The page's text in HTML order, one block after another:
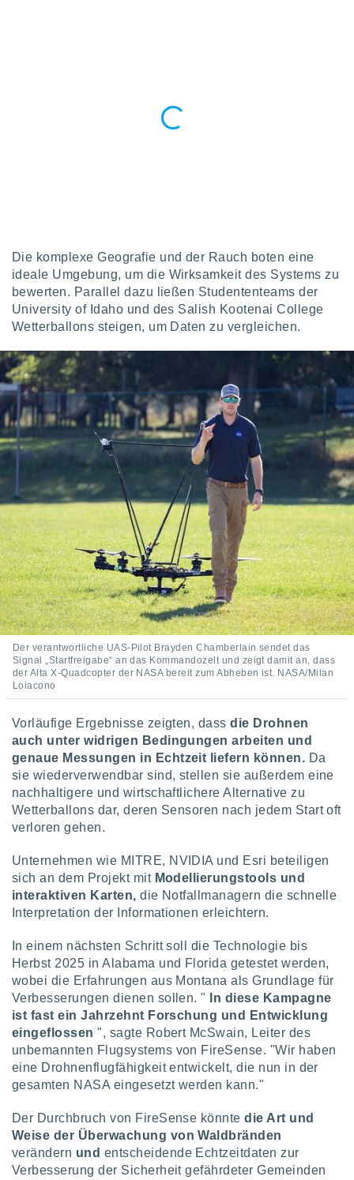
Die komplexe Geografie und der Rauch boten eine
ideale Umgebung, um die Wirksamkeit des Systems zu
bewerten. Parallel dazu ließen Studententeams der
University of Idaho und des Salish Kootenai College
Wetterballons steigen, um Daten zu vergleichen.
Der verantwortliche UAS-Pilot Brayden Chamberlain sendet das
Signal „Startfreigabe“ an das Kommandozelt und zeigt damit an, dass
der Alta X-Quadcopter der NASA bereit zum Abheben ist. NASA/Milan
Loiacono
Vorläufige Ergebnisse zeigten, dassdie Drohnen
auch unter widrigen Bedingungen arbeiten und
genaue Messungen in Echtzeit liefern können. Da
sie wiederverwendbar sind, stellen sie außerdem eine
nachhaltigere und wirtschaftlichere Alternative zu
Wetterballons dar, deren Sensoren nach jedem Start oft
verloren gehen.
Unternehmen wie MITRE, NVIDIA und Esri beteiligen
sich an dem Projekt mit Modellierungstools und
interaktiven Karten, die Notfallmanagern die schnelle
Interpretation der Informationen erleichtern.
In einem nächsten Schritt soll die Technologie bis
Herbst 2025 in Alabama und Florida getestet werden,
wobei die Erfahrungen aus Montana als Grundlage für
Verbesserungen dienen sollen. "
In diese Kampagne
ist fast ein Jahrzehnt Forschung und Entwicklung
eingeflossen ", sagte Robert McSwain, Leiter des
unbemannten Flugsystems von FireSense. "Wir haben
eine Drohnenflugfähigkeit entwickelt, die nun in der
gesamten NASA eingesetzt werden kann."
Der Durchbruch von FireSense könntedie Art und
Weise der Überwachung von Waldbränden
verändern und entscheidende Echtzeitdaten zur
Verbesserung der Sicherheit gefährdeter Gemeinden